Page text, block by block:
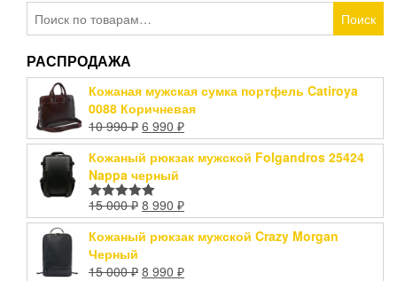
Поиск
РАСПРОДАЖА
Кожаная мужская сумка портфель Catiroya
0088 Коричневая
10 990₽ 6 990 ₽
Кожаный рюкзак мужской Folgandros 25424
Nappa черный
Оценка5.00
из 5
15 000₽ 8 990 ₽
Кожаный рюкзак мужской Crazy Morgan
Черный
15 000₽ 8 990 ₽